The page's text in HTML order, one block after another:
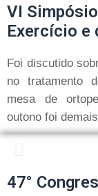
VI
Exercício e
Foi discutido
no tratamento
mesa de
outono foi
47°